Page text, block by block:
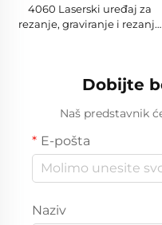
4060 Laserski uređaj za
rezanje, graviranje i rezanje
Dobijte
Naš predstavnik
E-pošta
Naziv